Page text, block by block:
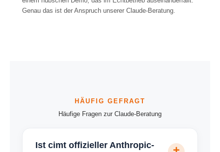
Genau das ist der Anspruch unserer Claude-Beratung.
Häufige Fragen zur Claude-Beratung
Ist cimt offizieller Anthropic-